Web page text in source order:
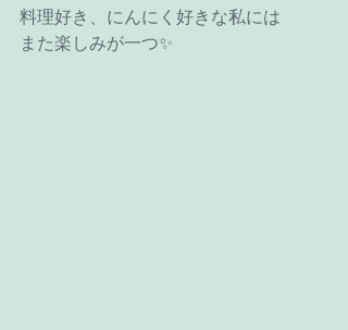
料理好き、にんにく好きな私には
また楽しみが一つ✨